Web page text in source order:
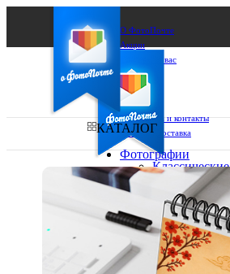
О ФотоПочте
Акции
Сделаем за вас
Бизнесу
FAQ
Франшиза
Поддержка и контакты
Оплата и доставка
Ваш город:
Ваш регион доставки
Выберите из списка:
КАТАЛОГ
Фотографии
Классические
10х10
10х15
13х18
15х15
15х20
20х20